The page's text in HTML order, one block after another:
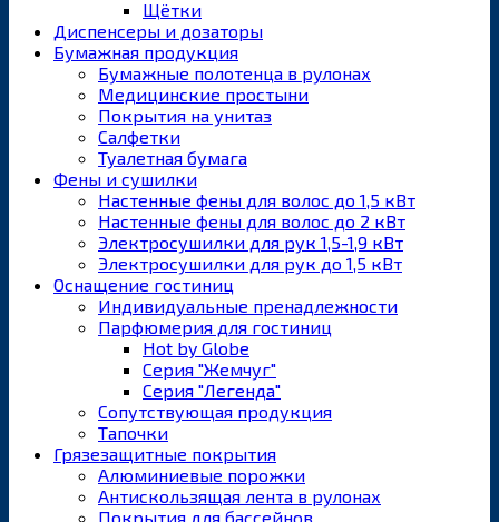
Щётки
Диспенсеры и дозаторы
Бумажная продукция
Бумажные полотенца в рулонах
Медицинские простыни
Покрытия на унитаз
Салфетки
Туалетная бумага
Фены и сушилки
Настенные фены для волос до 1,5 кВт
Настенные фены для волос до 2 кВт
Электросушилки для рук 1,5-1,9 кВт
Электросушилки для рук до 1,5 кВт
Оснащение гостиниц
Индивидуальные пренадлежности
Парфюмерия для гостиниц
Hot by Globe
Серия "Жемчуг"
Серия "Легенда"
Сопутствующая продукция
Тапочки
Грязезащитные покрытия
Алюминиевые порожки
Антискользящая лента в рулонах
Покрытия для бассейнов